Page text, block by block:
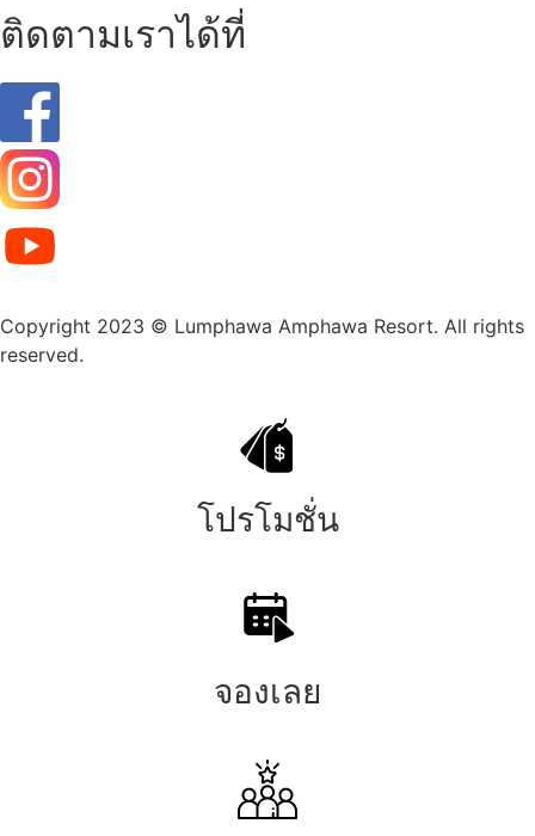
ติดตามเราได้ที่
Copyright 2023 © Lumphawa Amphawa Resort. All rights
reserved.
โปรโมชั่น
จองเลย